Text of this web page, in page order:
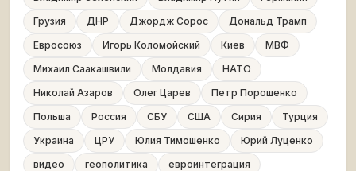
Грузия
ДНР Джордж Сорос
Дональд Трамп
Евросоюз
Игорь Коломойский Киев
МВФ
Михаил Саакашвили
Молдавия
НАТО
Николай Азаров
Олег Царев
Петр Порошенко
Польша
Россия СБУ США Сирия
Турция
Украина
ЦРУ Юлия Тимошенко
Юрий Луценко
видео
геополитика
евроинтеграция